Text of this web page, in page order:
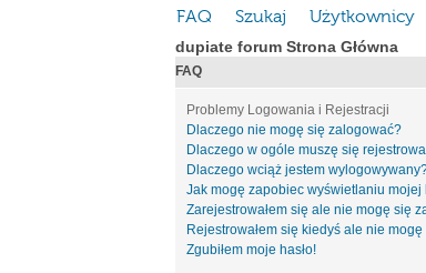
FAQ Szukaj Użytkownicy
dupiate forum Strona Główna
FAQ
Problemy Logowania i Rejestracji
Dlaczego nie mogę się zalogować?
Dlaczego w ogóle muszę się
Dlaczego wciąż jestem
Jak mogę zapobiec wyświetlaniu
Zarejestrowałem się ale nie mogę się
Rejestrowałem się kiedyś ale nie
Zgubiłem moje hasło!